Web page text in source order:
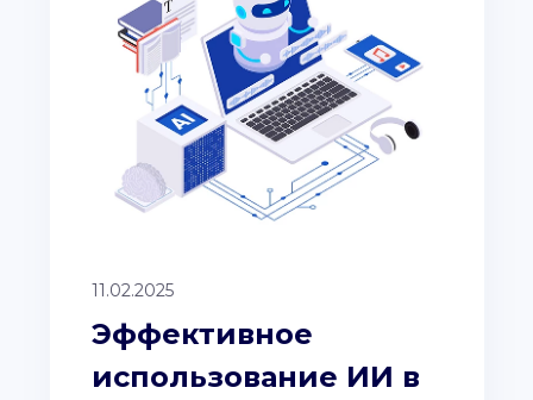
11.02.2025
Эффективное
использование ИИ в